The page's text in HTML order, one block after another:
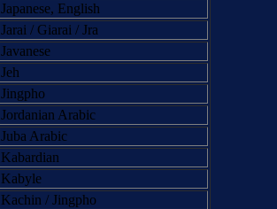
Japanese, English
Jarai / Giarai / Jra
Javanese
Jeh
Jingpho
Jordanian Arabic
Juba Arabic
Kabardian
Kabyle
Kachin / Jingpho